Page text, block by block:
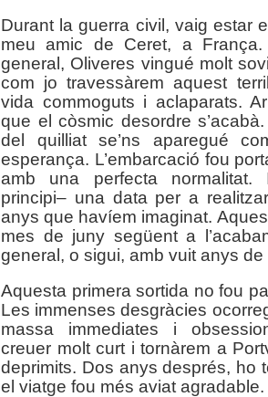
Durant la guerra civil, vaig estar
meu amic de Ceret, a
general, Oliveres vingué molt
com jo travessàrem aquest
vida commoguts i aclaparats.
que el còsmic desordre
del quilliat se’ns aparegué
esperança. L’embarcació fou
amb una perfecta normalitat.
principi– una data per a
anys que havíem imaginat.
mes de juny següent a
general, o sigui, amb vuit anys de
Aquesta primera sortida no fou
Les immenses desgràcies
massa immediates i
creuer molt curt i tornàrem a
deprimits. Dos anys després, ho
el viatge fou més aviat agradable.